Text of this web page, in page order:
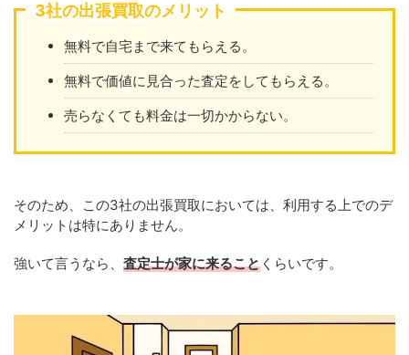
3社の出張買取のメリット
無料で自宅まで来てもらえる。
無料で価値に見合った査定をしてもらえる。
売らなくても料金は一切かからない。
そのため、この3社の出張買取においては、利用する上でのデ
メリットは特にありません。
強いて言うなら、 査定士が家に来ること くらいです。